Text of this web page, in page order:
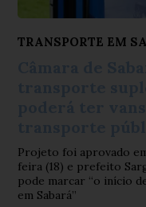
TRANSPORTE EM
Projeto foi aprovado
feira (18) e prefeito
pode marcar “o início
em Sabará”